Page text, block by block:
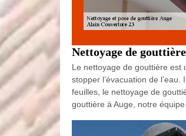
Nettoyage de
Le nettoyage de gouttière est
stopper l’évacuation de
feuilles, le nettoyage de
gouttière à Auge, notre